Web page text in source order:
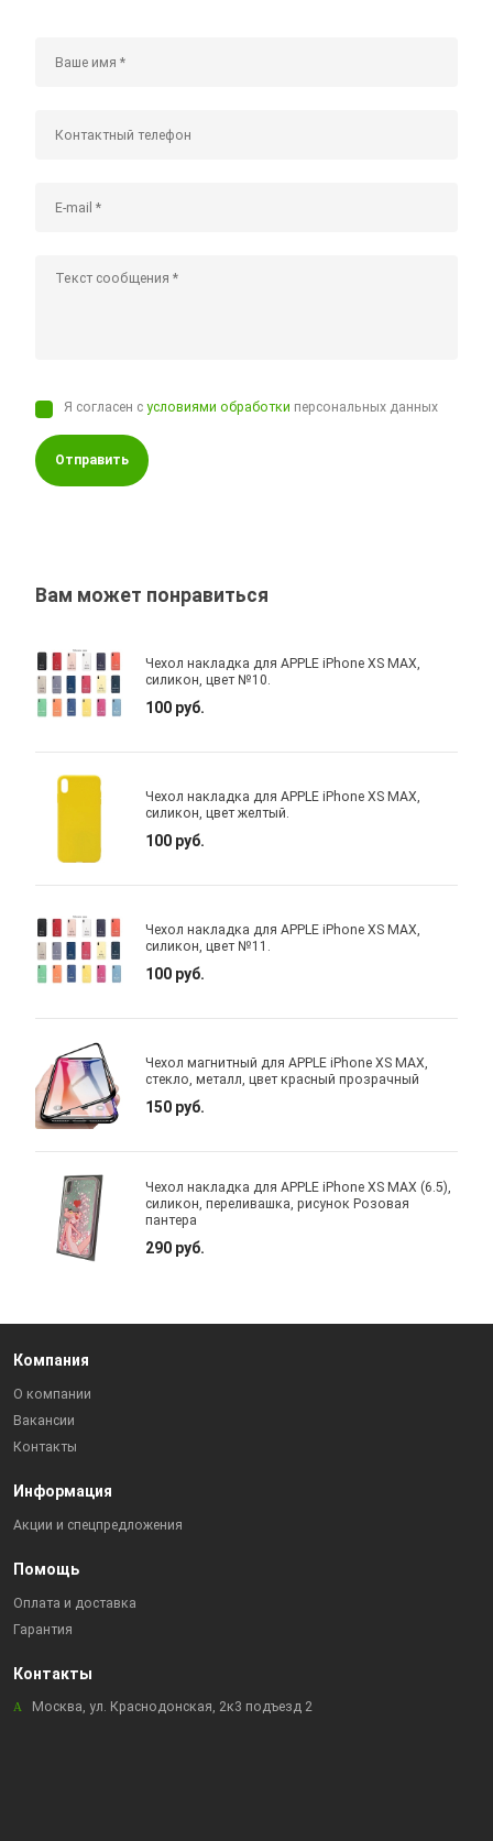
Я согласен сусловиями обработки персональных данных
Отправить
Вам может понравиться
Чехол накладка для APPLE iPhone XS MAX,
силикон, цвет №10.
100 руб.
Чехол накладка для APPLE iPhone XS MAX,
силикон, цвет желтый.
100 руб.
Чехол накладка для APPLE iPhone XS MAX,
силикон, цвет №11.
100 руб.
Чехол магнитный для APPLE iPhone XS MAX,
стекло, металл, цвет красный прозрачный
150 руб.
Чехол накладка для APPLE iPhone XS MAX (6.5),
силикон, переливашка, рисунок Розовая
пантера
290 руб.
Компания
О компании
Вакансии
Контакты
Информация
Акции и спецпредложения
Помощь
Оплата и доставка
Гарантия
Контакты
Москва, ул. Краснодонская, 2к3 подъезд 2